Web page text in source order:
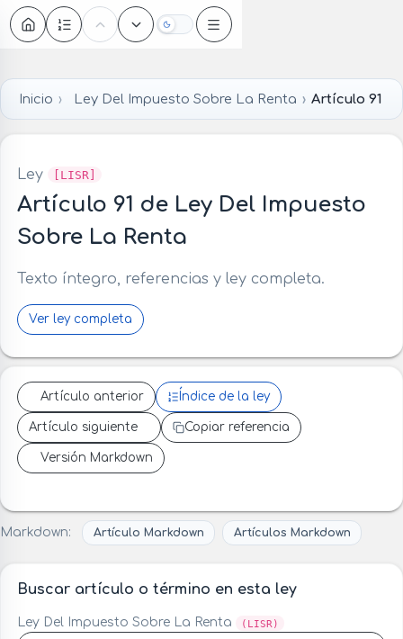
Oscuro
Inicio Ley Del Impuesto Sobre La Renta Artículo 91
Ley [LISR]
Artículo 91 de Ley Del Impuesto
Sobre La Renta
Texto íntegro, referencias y ley completa.
Ver ley completa
Artículo anterior Índice de la ley
Artículo siguiente Copiar referencia
Versión Markdown
Markdown: Artículo Markdown Artículos Markdown
Buscar artículo o término en esta ley
Ley Del Impuesto Sobre La Renta (LISR)